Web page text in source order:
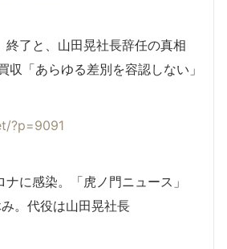
終了と、山田晃社長辞任の真相
収「あらゆる差別を容認しない」
?p=9091
に感染。「虎ノ門ニュース」
。代役は山田晃社長